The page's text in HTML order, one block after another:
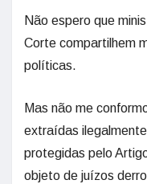
Não espero que
Corte compartilhem
políticas.
Mas não me
extraídas
protegidas pelo
objeto de juízos